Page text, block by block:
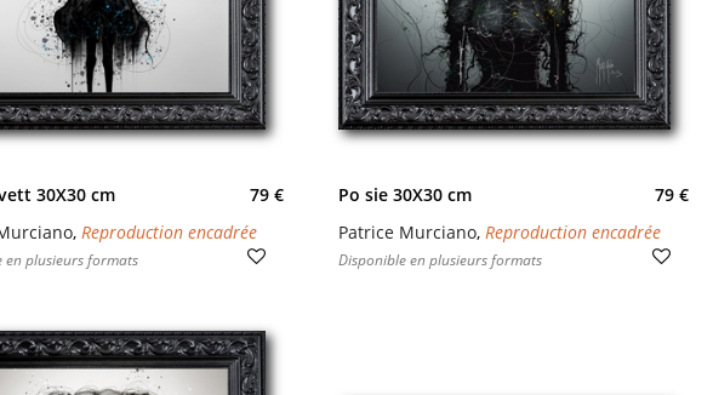
30X30 cm
79 €
, Reproduction encadrée
en plusieurs formats
Po sie 30X30 cm
79 €
Patrice Murciano,Reproduction encadrée
Disponible en plusieurs formats